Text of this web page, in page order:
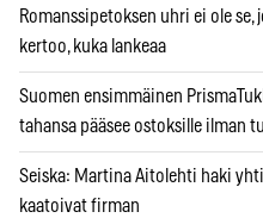
Romanssipetoksen uhri ei ole
kertoo, kuka lankeaa
Suomen ensimmäinen
tahansa pääsee ostoksille ilman
Seiska: Martina Aitolehti haki
kaatoivat firman